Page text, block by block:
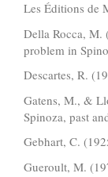
Les Éditions de
Della Rocca, M.
problem in
Descartes, R.
Gatens, M., &
Spinoza, past
Gebhart, C.
Gueroult, M.